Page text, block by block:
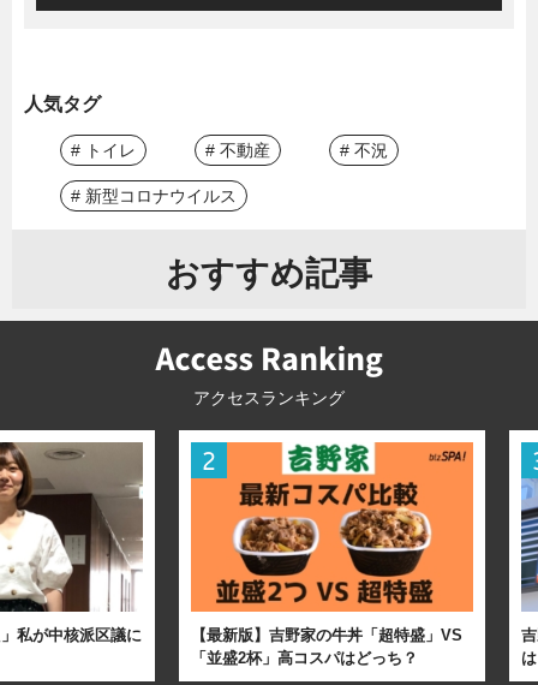
人気タグ
# トイレ # 不動産 # 不況
# 新型コロナウイルス
おすすめ記事
アクセスランキング
私が中核派区議に
【最新版】吉野家の牛丼「超特盛」VS
「並盛2杯」高コスパはどっち？